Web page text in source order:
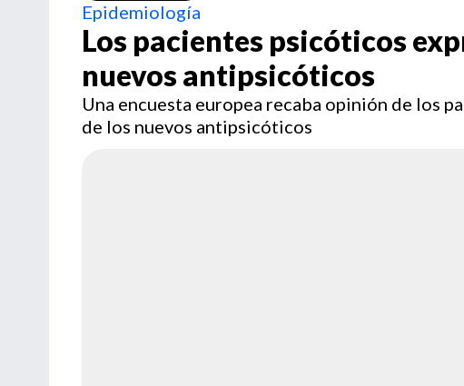
Epidemiología
Los pacientes psicóticos
nuevos antipsicóticos
Una encuesta europea recaba opinión de los
de los nuevos antipsicóticos